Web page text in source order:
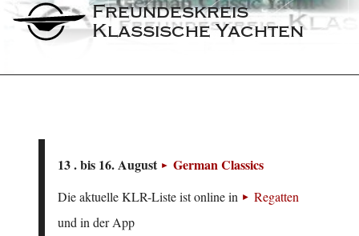
Freundeskreis
Klassische Yachten
13 . bis 16. August German Classics
Die aktuelle KLR-Liste ist online in
Regatten
und in der App